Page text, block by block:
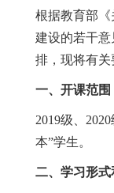
根据教育部《
建设的若干
排，现将有关
一、开课范围
2019级、
本”学生。
二、学习形式